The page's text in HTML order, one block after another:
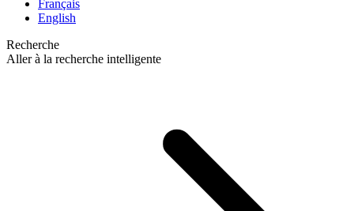
Français
English
Recherche
Aller à la recherche intelligente